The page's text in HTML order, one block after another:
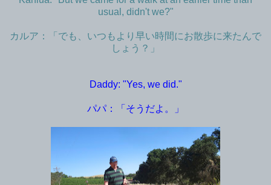
usual, didn't we?"
カルア：「でも、いつもより早い時間にお散歩に来たんで
しょう？」
Daddy: "Yes, we did."
パパ：「そうだよ。」